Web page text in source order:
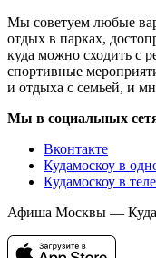
Мы советуем любые
отдых в парках,
куда можно сходить с
спортивные
и отдыха с семьей, и
Мы в социальных
Вконтакте
Кудамоскоу в
Кудамоскоу в
Афиша Москвы — Куда